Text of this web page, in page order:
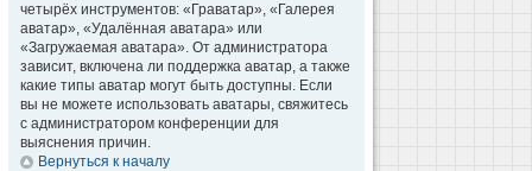
четырёх инструментов: «Граватар», «Галерея
аватар», «Удалённая аватара» или
«Загружаемая аватара». От администратора
зависит, включена ли поддержка аватар, а также
какие типы аватар могут быть доступны. Если
вы не можете использовать аватары, свяжитесь
с администратором конференции для
выяснения причин.
Вернуться к началу